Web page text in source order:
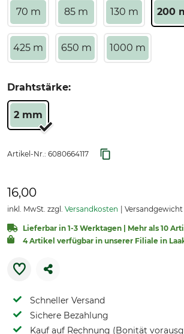
70 m 85 m 130 m 200
425 m 650 m 1000 m
Drahtstärke:
2 mm
Artikel-Nr.: 6080664117
16,00
inkl. MwSt. zzgl. Versandkosten Versandgewicht
Lieferbar in 1-3 Werktagen | Mehr als 10
4 Artikel verfügbar in unserer Filiale in
Schneller Versand
Sichere Bezahlung
Kauf auf Rechnung (Bonität